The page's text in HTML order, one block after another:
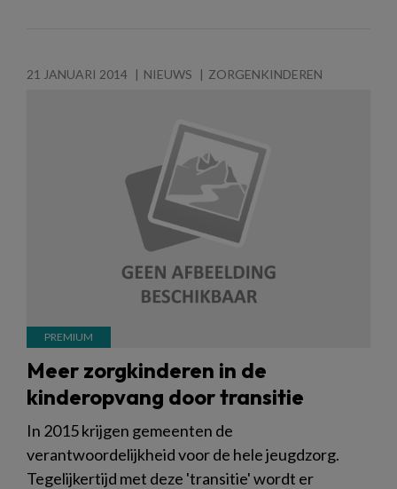
21 JANUARI 2014 NIEUWS ZORGENKINDEREN
Meer zorgkinderen in de
kinderopvang door transitie
In 2015 krijgen gemeenten de
verantwoordelijkheid voor de hele jeugdzorg.
Tegelijkertijd met deze 'transitie' wordt er